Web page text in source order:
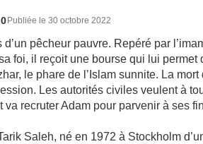
Publiée le 30 octobre 2022
d’un pêcheur pauvre. Repéré par
foi, il reçoit une bourse qui lui permet
le phare de l’Islam sunnite. La
Les autorités civiles veulent à
va recruter Adam pour parvenir à ses
Saleh, né en 1972 à Stockholm